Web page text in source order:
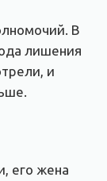
В
лишения
и
его жена